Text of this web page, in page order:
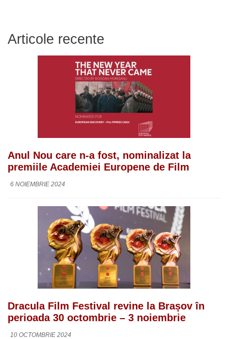
Articole recente
Anul Nou care n-a fost, nominalizat la
premiile Academiei Europene de Film
6 NOIEMBRIE 2024
Dracula Film Festival revine la Brașov în
perioada 30 octombrie – 3 noiembrie
10 OCTOMBRIE 2024